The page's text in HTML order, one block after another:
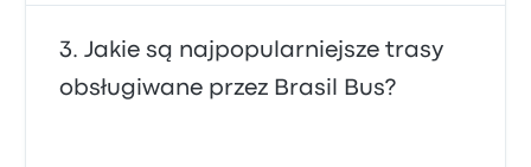
Jakie są najpopularniejsze trasy
obsługiwane przez Brasil Bus?